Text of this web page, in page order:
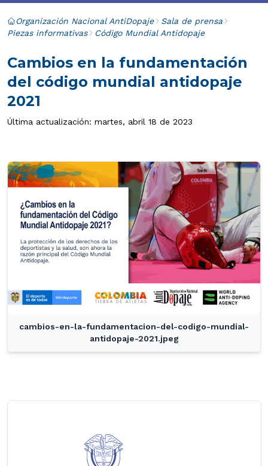
Organización Nacional AntiDopaje
Sala de prensa
Piezas informativas
Código Mundial Antidopaje
Cambios en la fundamentación
del código mundial antidopaje
2021
Última actualización: martes, abril 18 de 2023
cambios-en-la-fundamentacion-del-codigo-mundial-
antidopaje-2021.jpeg